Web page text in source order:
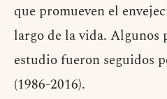
que promueven el
largo de la vida. Algunos
estudio fueron seguidos
(1986-2016).